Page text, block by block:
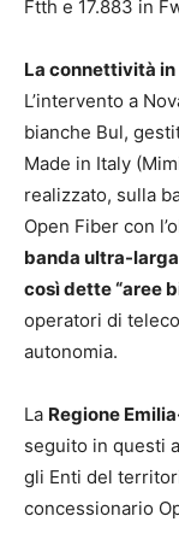
Ftth e 17.883 in
La connettività
L’intervento a
bianche Bul,
Made in Italy
realizzato, sulla
Open Fiber con
banda ultra-
così dette “aree
operatori di
autonomia.
La Regione
seguito in questi
gli Enti del
concessionario